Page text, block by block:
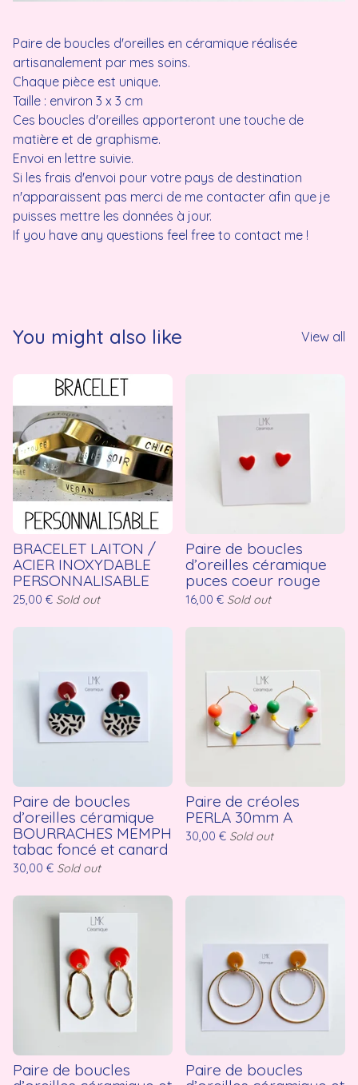
Paire de boucles d'oreilles en céramique réalisée
artisanalement par mes soins.
Chaque pièce est unique.
Taille : environ 3 x 3 cm
Ces boucles d'oreilles apporteront une touche de
matière et de graphisme.
Envoi en lettre suivie.
Si les frais d'envoi pour votre pays de destination
n'apparaissent pas merci de me contacter afin que je
puisses mettre les données à jour.
If you have any questions feel free to contact me !
You might also like View all
BRACELET LAITON /
ACIER INOXYDABLE
PERSONNALISABLE
25,00 € Sold out
Paire de boucles
d’oreilles céramique
puces coeur rouge
16,00 € Sold out
Paire de boucles
d’oreilles céramique
BOURRACHES MEMPH
tabac foncé et canard
30,00 € Sold out
Paire de créoles
PERLA 30mm A
30,00 € Sold out
Paire de boucles
Paire de boucles